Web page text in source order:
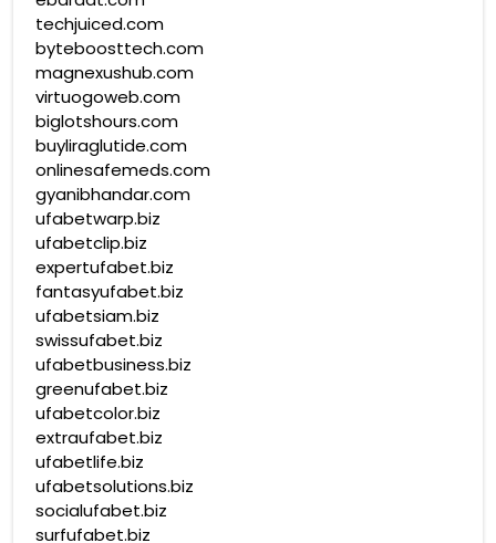
techjuiced.com
byteboosttech.com
magnexushub.com
virtuogoweb.com
biglotshours.com
buyliraglutide.com
onlinesafemeds.com
gyanibhandar.com
ufabetwarp.biz
ufabetclip.biz
expertufabet.biz
fantasyufabet.biz
ufabetsiam.biz
swissufabet.biz
ufabetbusiness.biz
greenufabet.biz
ufabetcolor.biz
extraufabet.biz
ufabetlife.biz
ufabetsolutions.biz
socialufabet.biz
surfufabet.biz